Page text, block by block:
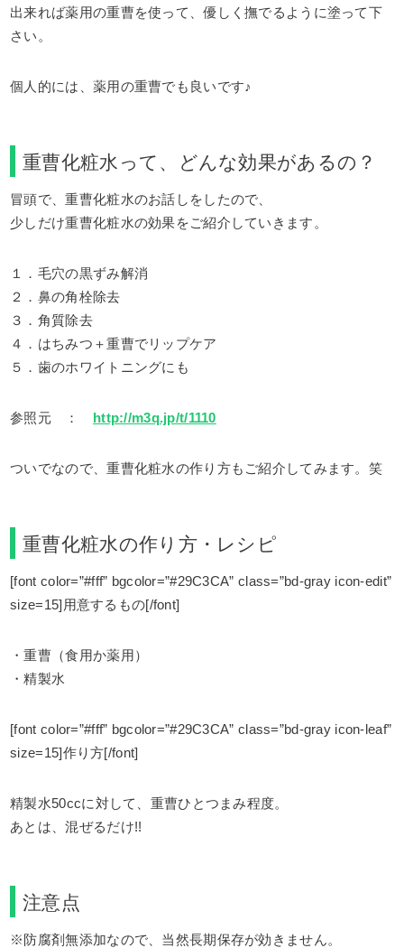
出来れば薬用の重曹を使って、優しく撫でるように塗って下
さい。
個人的には、薬用の重曹でも良いです♪
重曹化粧水って、どんな効果があるの？
冒頭で、重曹化粧水のお話しをしたので、
少しだけ重曹化粧水の効果をご紹介していきます。
１．毛穴の黒ずみ解消
２．鼻の角栓除去
３．角質除去
４．はちみつ＋重曹でリップケア
５．歯のホワイトニングにも
参照元 ： http://m3q.jp/t/1110
ついでなので、重曹化粧水の作り方もご紹介してみます。笑
重曹化粧水の作り方・レシピ
[font color=”#fff” bgcolor=”#29C3CA” class=”bd-gray icon-edit”
size=15]用意するもの[/font]
・重曹（食用か薬用）
・精製水
[font color=”#fff” bgcolor=”#29C3CA” class=”bd-gray icon-leaf”
size=15]作り方[/font]
精製水50ccに対して、重曹ひとつまみ程度。
あとは、混ぜるだけ!!
注意点
※防腐剤無添加なので、当然長期保存が効きません。